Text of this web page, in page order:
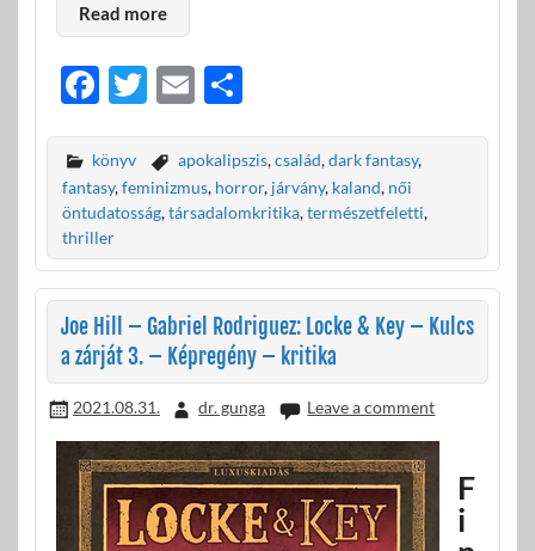
Read more
F
e
b
o
o
k
T
itt
er
E
ail
O
za
m
g
könyv apokalipszis,család,dark fantasy,
fantasy,feminizmus, horror, járvány, kaland, női
öntudatosság,társadalomkritika,természetfeletti,
thriller
Joe Hill – Gabriel Rodriguez: Locke & Key – Kulcs
a zárját 3. – Képregény – kritika
2021.08.31. dr. gunga Leave a comment
F
i